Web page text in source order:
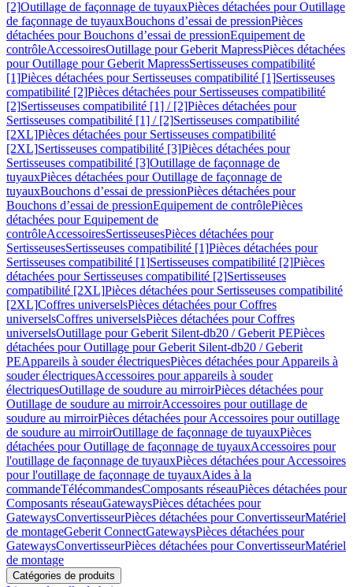
[2]Outillage de façonnage de tuyauxPièces détachées pour Outillage
de façonnage de tuyauxBouchons d’essai de pressionPièces
détachées pour Bouchons d’essai de pressionEquipement de
contrôleAccessoiresOutillage pour Geberit MapressPièces détachées
pour Outillage pour Geberit MapressSertisseuses compatibilité
[1]Pièces détachées pour Sertisseuses compatibilité [1]Sertisseuses
compatibilité [2]Pièces détachées pour Sertisseuses compatibilité
[2]Sertisseuses compatibilité [1] / [2]Pièces détachées pour
Sertisseuses compatibilité [1] / [2]Sertisseuses compatibilité
[2XL]Pièces détachées pour Sertisseuses compatibilité
[2XL]Sertisseuses compatibilité [3]Pièces détachées pour
Sertisseuses compatibilité [3]Outillage de façonnage de
tuyauxPièces détachées pour Outillage de façonnage de
tuyauxBouchons d’essai de pressionPièces détachées pour
Bouchons d’essai de pressionEquipement de contrôlePièces
détachées pour Equipement de
contrôleAccessoiresSertisseusesPièces détachées pour
SertisseusesSertisseuses compatibilité [1]Pièces détachées pour
Sertisseuses compatibilité [1]Sertisseuses compatibilité [2]Pièces
détachées pour Sertisseuses compatibilité [2]Sertisseuses
compatibilité [2XL]Pièces détachées pour Sertisseuses compatibilité
[2XL]Coffres universelsPièces détachées pour Coffres
universelsCoffres universelsPièces détachées pour Coffres
universelsOutillage pour Geberit Silent-db20 / Geberit PEPièces
détachées pour Outillage pour Geberit Silent-db20 / Geberit
PEAppareils à souder électriquesPièces détachées pour Appareils à
souder électriquesAccessoires pour appareils à souder
électriquesOutillage de soudure au mirroirPièces détachées pour
Outillage de soudure au mirroirAccessoires pour outillage de
soudure au mirroirPièces détachées pour Accessoires pour outillage
de soudure au mirroirOutillage de façonnage de tuyauxPièces
détachées pour Outillage de façonnage de tuyauxAccessoires pour
l'outillage de façonnage de tuyauxPièces détachées pour Accessoires
pour l'outillage de façonnage de tuyauxAides à la
commandeTélécommandesComposants réseauPièces détachées pour
Composants réseauGatewaysPièces détachées pour
GatewaysConvertisseurPièces détachées pour ConvertisseurMatériel
de montageGeberit ConnectGatewaysPièces détachées pour
GatewaysConvertisseurPièces détachées pour ConvertisseurMatériel
de montage
Catégories de produits